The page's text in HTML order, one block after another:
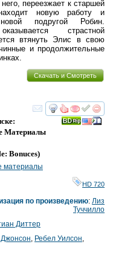
переезжает к старшей
новую работу и
подругой Робин.
страстной
втянуть Элис в свою
и продолжительные
Скачать и Смотреть
смотреть
Материалы
Bonuces)
материалы
HD 720
по произведению: Лиз
Туччилло
Диттер
Ребел Уилсон